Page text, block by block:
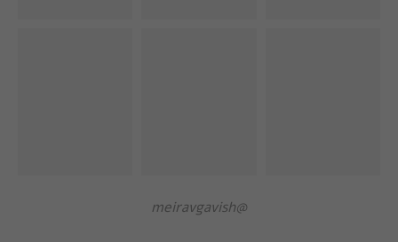
@meiravgavish